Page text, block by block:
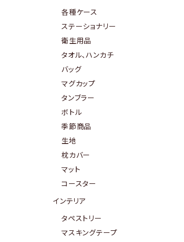
各種ケース
ステーショナリー
衛生用品
タオル、ハンカチ
バッグ
マグカップ
タンブラー
ボトル
季節商品
生地
枕カバー
マット
コースター
インテリア
タペストリー
マスキングテープ